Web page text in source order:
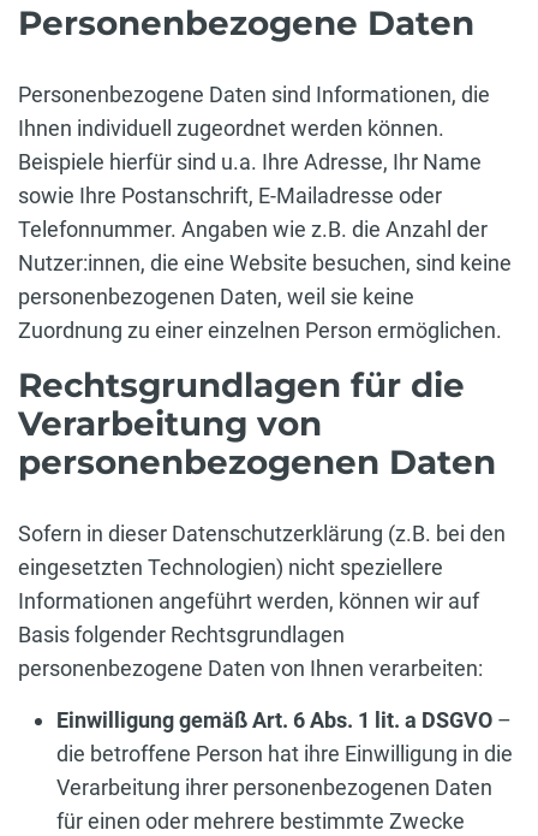
Personenbezogene Daten
Personenbezogene Daten sind Informationen, die
Ihnen individuell zugeordnet werden können.
Beispiele hierfür sind u.a. Ihre Adresse, Ihr Name
sowie Ihre Postanschrift, E-Mailadresse oder
Telefonnummer. Angaben wie z.B. die Anzahl der
Nutzer:innen, die eine Website besuchen, sind keine
personenbezogenen Daten, weil sie keine
Zuordnung zu einer einzelnen Person ermöglichen.
Rechtsgrundlagen für die
Verarbeitung von
personenbezogenen Daten
Sofern in dieser Datenschutzerklärung (z.B. bei den
eingesetzten Technologien) nicht speziellere
Informationen angeführt werden, können wir auf
Basis folgender Rechtsgrundlagen
personenbezogene Daten von Ihnen verarbeiten:
Einwilligung gemäß Art. 6 Abs. 1 lit. a DSGVO –
die betroffene Person hat ihre Einwilligung in die
Verarbeitung ihrer personenbezogenen Daten
für einen oder mehrere bestimmte Zwecke